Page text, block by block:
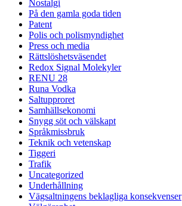
Nostalgi
På den gamla goda tiden
Patent
Polis och polismyndighet
Press och media
Rättslöshetsväsendet
Redox Signal Molekyler
RENU 28
Runa Vodka
Saltupproret
Samhällsekonomi
Snygg söt och välskapt
Språkmissbruk
Teknik och vetenskap
Tiggeri
Trafik
Uncategorized
Underhållning
Vägsaltningens beklagliga konsekvenser